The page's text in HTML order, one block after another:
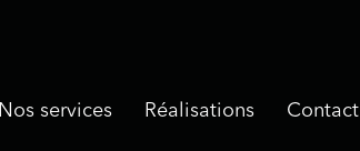
Nos services Réalisations Contact